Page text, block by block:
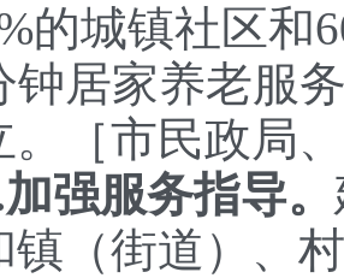
的城镇社区和
钟居家养老服
。［市民政局
强服务指导。
镇（街道）、